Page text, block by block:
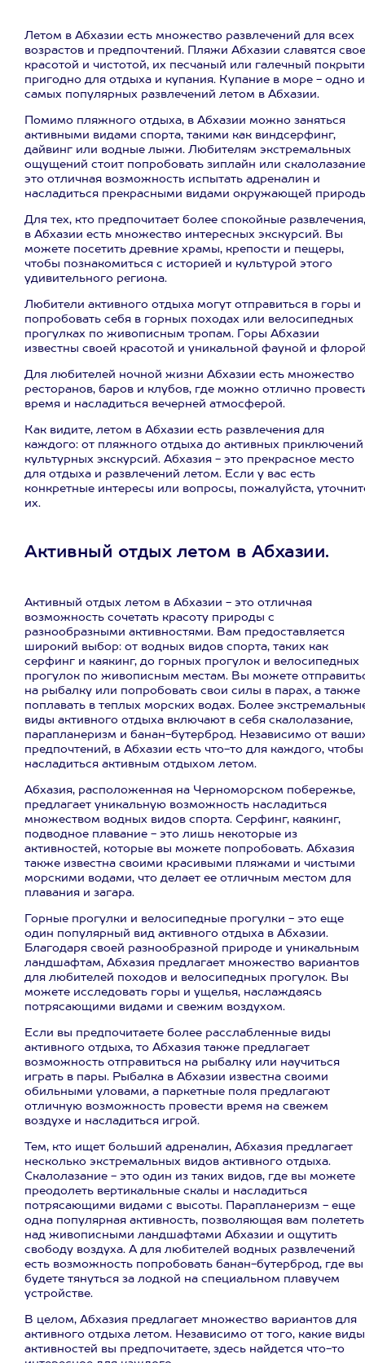
Летом в Абхазии есть множество развлечений для всех
возрастов и предпочтений. Пляжи Абхазии славятся
красотой и чистотой, их песчаный или галечный
пригодно для отдыха и купания. Купание в море - одно
самых популярных развлечений летом в Абхазии.
Помимо пляжного отдыха, в Абхазии можно заняться
активными видами спорта, такими как виндсерфинг,
дайвинг или водные лыжи. Любителям экстремальных
ощущений стоит попробовать зиплайн или
это отличная возможность испытать адреналин и
насладиться прекрасными видами окружающей
Для тех, кто предпочитает более спокойные развлечения,
в Абхазии есть множество интересных экскурсий. Вы
можете посетить древние храмы, крепости и пещеры,
чтобы познакомиться с историей и культурой этого
удивительного региона.
Любители активного отдыха могут отправиться в горы и
попробовать себя в горных походах или велосипедных
прогулках по живописным тропам. Горы Абхазии
известны своей красотой и уникальной фауной и
Для любителей ночной жизни Абхазии есть множество
ресторанов, баров и клубов, где можно отлично
время и насладиться вечерней атмосферой.
Как видите, летом в Абхазии есть развлечения для
каждого: от пляжного отдыха до активных
культурных экскурсий. Абхазия - это прекрасное место
для отдыха и развлечений летом. Если у вас есть
конкретные интересы или вопросы, пожалуйста,
их.
Активный отдых летом в Абхазии.
Активный отдых летом в Абхазии - это отличная
возможность сочетать красоту природы с
разнообразными активностями. Вам предоставляется
широкий выбор: от водных видов спорта, таких как
серфинг и каякинг, до горных прогулок и велосипедных
прогулок по живописным местам. Вы можете
на рыбалку или попробовать свои силы в парах, а также
поплавать в теплых морских водах. Более
виды активного отдыха включают в себя скалолазание,
парапланеризм и банан-бутерброд. Независимо от
предпочтений, в Абхазии есть что-то для каждого, чтобы
насладиться активным отдыхом летом.
Абхазия, расположенная на Черноморском побережье,
предлагает уникальную возможность насладиться
множеством водных видов спорта. Серфинг, каякинг,
подводное плавание - это лишь некоторые из
активностей, которые вы можете попробовать. Абхазия
также известна своими красивыми пляжами и чистыми
морскими водами, что делает ее отличным местом для
плавания и загара.
Горные прогулки и велосипедные прогулки - это еще
один популярный вид активного отдыха в Абхазии.
Благодаря своей разнообразной природе и уникальным
ландшафтам, Абхазия предлагает множество вариантов
для любителей походов и велосипедных прогулок. Вы
можете исследовать горы и ущелья, наслаждаясь
потрясающими видами и свежим воздухом.
Если вы предпочитаете более расслабленные виды
активного отдыха, то Абхазия также предлагает
возможность отправиться на рыбалку или научиться
играть в пары. Рыбалка в Абхазии известна своими
обильными уловами, а паркетные поля предлагают
отличную возможность провести время на свежем
воздухе и насладиться игрой.
Тем, кто ищет больший адреналин, Абхазия предлагает
несколько экстремальных видов активного отдыха.
Скалолазание - это один из таких видов, где вы можете
преодолеть вертикальные скалы и насладиться
потрясающими видами с высоты. Парапланеризм - еще
одна популярная активность, позволяющая вам полететь
над живописными ландшафтами Абхазии и ощутить
свободу воздуха. А для любителей водных развлечений
есть возможность попробовать банан-бутерброд, где вы
будете тянуться за лодкой на специальном плавучем
устройстве.
В целом, Абхазия предлагает множество вариантов для
активного отдыха летом. Независимо от того, какие виды
активностей вы предпочитаете, здесь найдется что-то